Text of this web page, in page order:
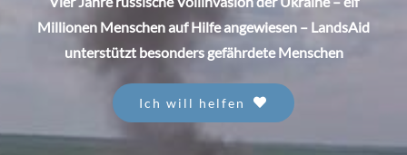
MITMACHEN
Millionen Menschen auf Hilfe angewiesen – LandsAid
unterstützt besonders gefährdete Menschen
Ich will helfen